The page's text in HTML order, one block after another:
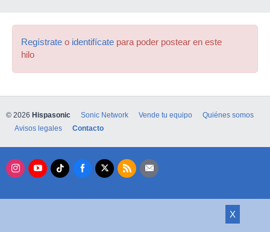
Regístrate o identifícate para poder postear en este
hilo
X
© 2026 Hispasonic Sonic Network Vende tu equipo
Quiénes somos
Avisos legales
Contacto